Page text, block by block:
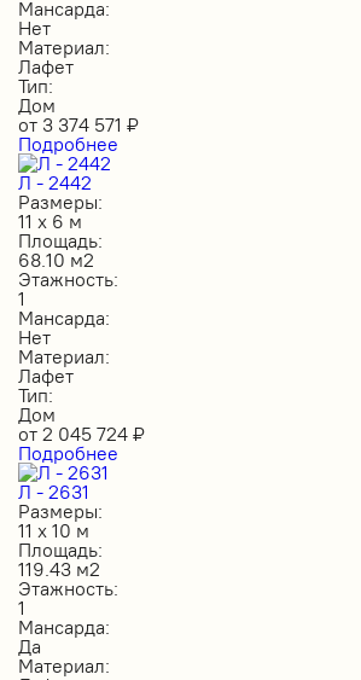
Мансарда:
Нет
Материал:
Лафет
Тип:
Дом
от 3 374 571 ₽
Подробнее
Л - 2442
Размеры:
11 х 6 м
Площадь:
68.10 м2
Этажность:
1
Мансарда:
Нет
Материал:
Лафет
Тип:
Дом
от 2 045 724 ₽
Подробнее
Л - 2631
Размеры:
11 х 10 м
Площадь:
119.43 м2
Этажность:
1
Мансарда:
Да
Материал: